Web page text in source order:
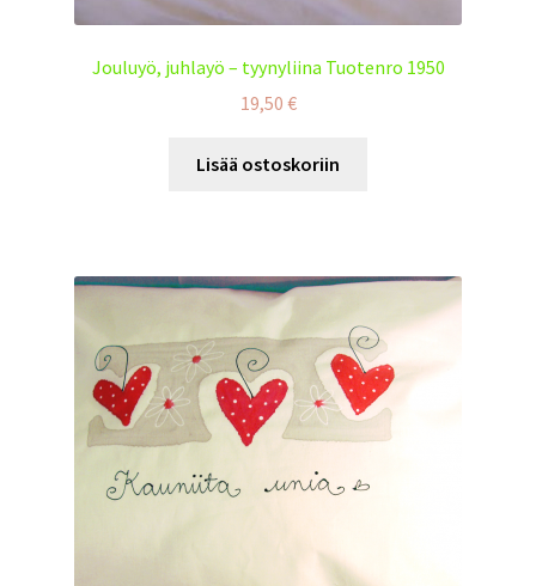
Jouluyö, juhlayö – tyynyliina Tuotenro 1950
19,50 €
Lisää ostoskoriin